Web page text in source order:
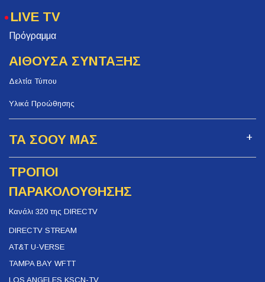
LIVE TV
Πρόγραμμα
ΑΙΘΟΥΣΑ ΣΥΝΤΑΞΗΣ
Δελτία Τύπου
Υλικά Προώθησης
ΤΑ ΣΟΟΥ ΜΑΣ
ΤΡΟΠΟΙ
ΠΑΡΑΚΟΛΟΥΘΗΣΗΣ
Κανάλι 320 της DIRECTV
DIRECTV STREAM
AT&T U-VERSE
TAMPA BAY WFTT
LOS ANGELES KSCN-TV